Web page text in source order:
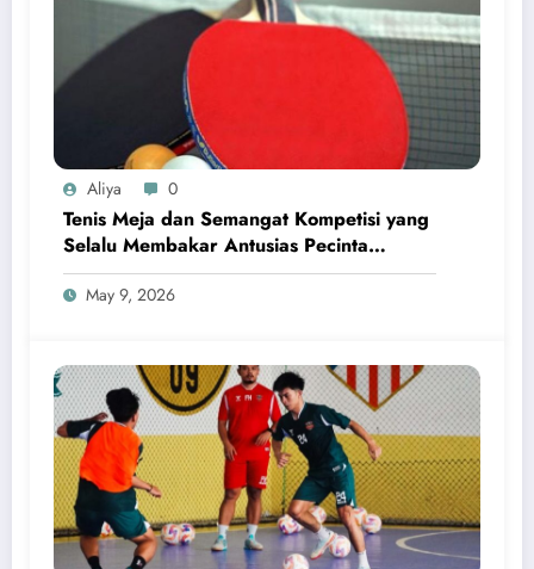
Aliya 0
Tenis Meja dan Semangat Kompetisi yang
Selalu Membakar Antusias Pecinta
Olahraga
May 9, 2026